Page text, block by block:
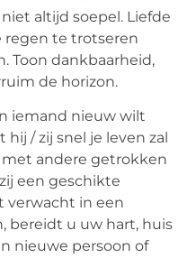
altijd soepel. Liefde
regen te trotseren
Toon dankbaarheid,
de horizon.
iemand nieuw wilt
/ zij snel je leven zal
andere getrokken
een geschikte
verwacht in een
bereidt u uw hart, huis
​​nieuwe persoon of